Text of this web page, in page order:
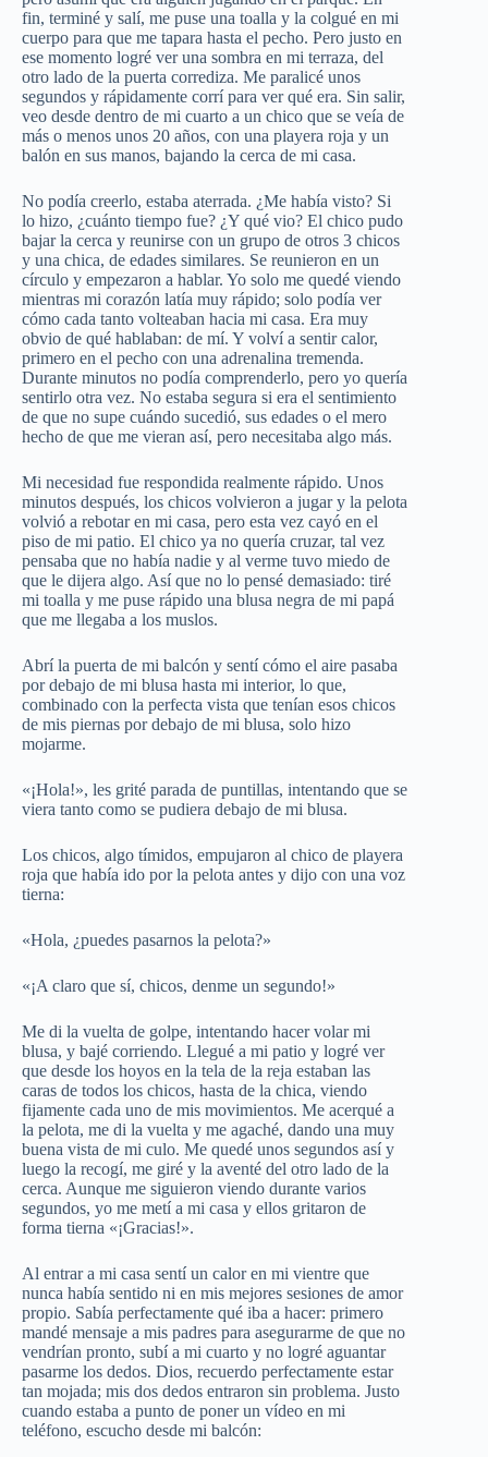
fin, terminé y salí, me puse una toalla y la colgué en mi
cuerpo para que me tapara hasta el pecho. Pero justo en
ese momento logré ver una sombra en mi terraza, del
otro lado de la puerta corrediza. Me paralicé unos
segundos y rápidamente corrí para ver qué era. Sin salir,
veo desde dentro de mi cuarto a un chico que se veía de
más o menos unos 20 años, con una playera roja y un
balón en sus manos, bajando la cerca de mi casa.
No podía creerlo, estaba aterrada. ¿Me había visto? Si
lo hizo, ¿cuánto tiempo fue? ¿Y qué vio? El chico pudo
bajar la cerca y reunirse con un grupo de otros 3 chicos
y una chica, de edades similares. Se reunieron en un
círculo y empezaron a hablar. Yo solo me quedé viendo
mientras mi corazón latía muy rápido; solo podía ver
cómo cada tanto volteaban hacia mi casa. Era muy
obvio de qué hablaban: de mí. Y volví a sentir calor,
primero en el pecho con una adrenalina tremenda.
Durante minutos no podía comprenderlo, pero yo quería
sentirlo otra vez. No estaba segura si era el sentimiento
de que no supe cuándo sucedió, sus edades o el mero
hecho de que me vieran así, pero necesitaba algo más.
Mi necesidad fue respondida realmente rápido. Unos
minutos después, los chicos volvieron a jugar y la pelota
volvió a rebotar en mi casa, pero esta vez cayó en el
piso de mi patio. El chico ya no quería cruzar, tal vez
pensaba que no había nadie y al verme tuvo miedo de
que le dijera algo. Así que no lo pensé demasiado: tiré
mi toalla y me puse rápido una blusa negra de mi papá
que me llegaba a los muslos.
Abrí la puerta de mi balcón y sentí cómo el aire pasaba
por debajo de mi blusa hasta mi interior, lo que,
combinado con la perfecta vista que tenían esos chicos
de mis piernas por debajo de mi blusa, solo hizo
mojarme.
«¡Hola!», les grité parada de puntillas, intentando que se
viera tanto como se pudiera debajo de mi blusa.
Los chicos, algo tímidos, empujaron al chico de playera
roja que había ido por la pelota antes y dijo con una voz
tierna:
«Hola, ¿puedes pasarnos la pelota?»
«¡A claro que sí, chicos, denme un segundo!»
Me di la vuelta de golpe, intentando hacer volar mi
blusa, y bajé corriendo. Llegué a mi patio y logré ver
que desde los hoyos en la tela de la reja estaban las
caras de todos los chicos, hasta de la chica, viendo
fijamente cada uno de mis movimientos. Me acerqué a
la pelota, me di la vuelta y me agaché, dando una muy
buena vista de mi culo. Me quedé unos segundos así y
luego la recogí, me giré y la aventé del otro lado de la
cerca. Aunque me siguieron viendo durante varios
segundos, yo me metí a mi casa y ellos gritaron de
forma tierna «¡Gracias!».
Al entrar a mi casa sentí un calor en mi vientre que
nunca había sentido ni en mis mejores sesiones de amor
propio. Sabía perfectamente qué iba a hacer: primero
mandé mensaje a mis padres para asegurarme de que no
vendrían pronto, subí a mi cuarto y no logré aguantar
pasarme los dedos. Dios, recuerdo perfectamente estar
tan mojada; mis dos dedos entraron sin problema. Justo
cuando estaba a punto de poner un vídeo en mi
teléfono, escucho desde mi balcón: